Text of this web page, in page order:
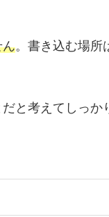
ん。書き込む場所
だと考えてしっか